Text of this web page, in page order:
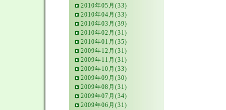
2010年05月(33)
2010年04月(33)
2010年03月(39)
2010年02月(31)
2010年01月(35)
2009年12月(31)
2009年11月(31)
2009年10月(33)
2009年09月(30)
2009年08月(31)
2009年07月(34)
2009年06月(31)